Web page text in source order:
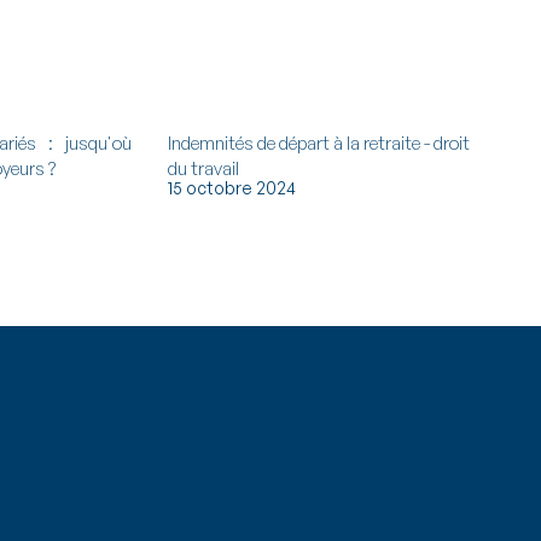
: jusqu'où
?
Indemnités de départ à la retraite - droit
du travail
15 octobre 2024